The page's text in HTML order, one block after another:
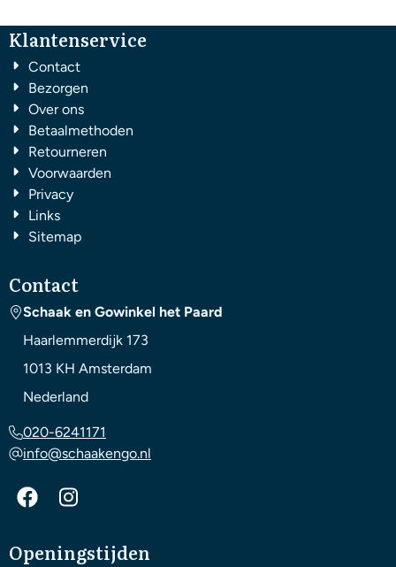
Klantenservice
Contact
Bezorgen
Over ons
Betaalmethoden
Retourneren
Voorwaarden
Privacy
Links
Sitemap
Contact
Schaak en Gowinkel het Paard
Haarlemmerdijk 173
1013 KH Amsterdam
Nederland
020-6241171
info@schaakengo.nl
Openingstijden